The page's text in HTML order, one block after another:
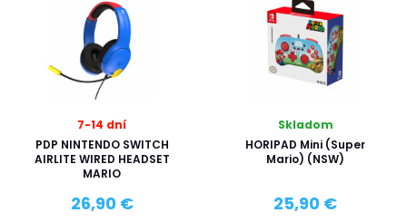
7-14 dní
PDP NINTENDO SWITCH
AIRLITE WIRED HEADSET
MARIO
26,90 €
Skladom
HORIPAD Mini (Super
Mario) (NSW)
25,90 €